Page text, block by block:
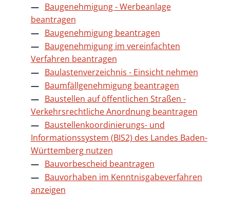
Baugenehmigung - Werbeanlage
beantragen
Baugenehmigung beantragen
Baugenehmigung im vereinfachten
Verfahren beantragen
Baulastenverzeichnis - Einsicht nehmen
Baumfällgenehmigung beantragen
Baustellen auf öffentlichen Straßen -
Verkehrsrechtliche Anordnung beantragen
Baustellenkoordinierungs- und
Informationssystem (BIS2) des Landes Baden-
Württemberg nutzen
Bauvorbescheid beantragen
Bauvorhaben im Kenntnisgabeverfahren
anzeigen